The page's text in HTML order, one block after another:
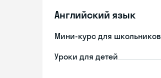
Английский язык
Мини-курс для школьников
Уроки для детей